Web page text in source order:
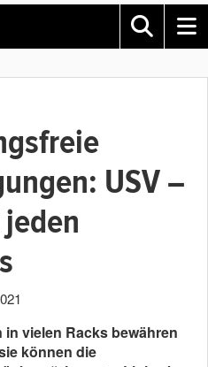
USV –
vielen Racks bewähren
können die